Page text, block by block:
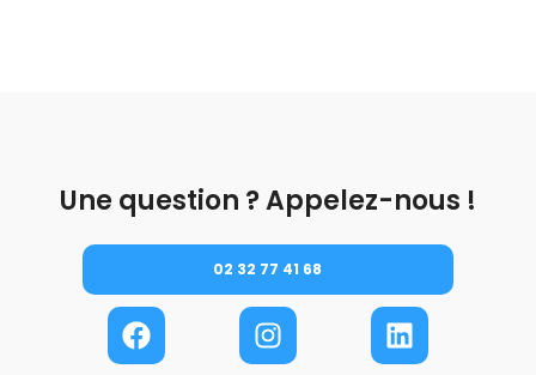
Une question ? Appelez-nous !
02 32 77 41 68